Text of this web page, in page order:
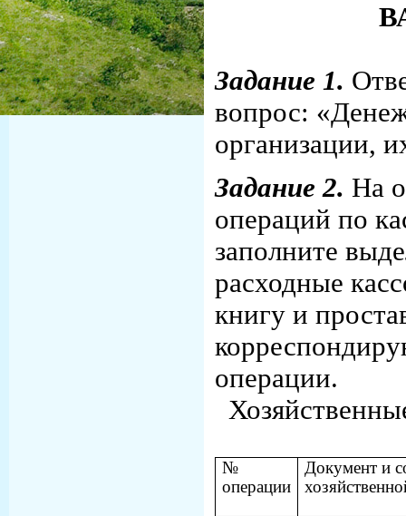
Задание 1.
вопрос:
организации,
Задание 2. На
операций по
заполните
расходные
книгу и
операции.
№
операции
Документ и